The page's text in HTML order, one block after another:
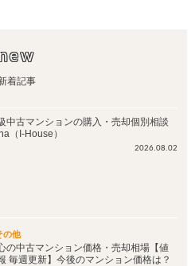
着記事
中古マンションの購入・売却個別相談
（I-House）
2026.08.02
の他
の中古マンション価格・売却相場【値
毎週更新】今後のマンション価格は？